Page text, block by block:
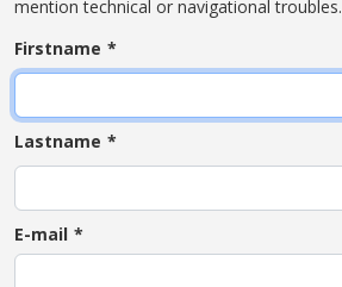
mention technical or navigational troubles.
Firstname
Lastname
E-mail